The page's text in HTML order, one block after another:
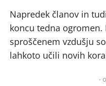
Napredek članov in
koncu tedna ogromen.
sproščenem vzdušju
lahkoto učili novih
-